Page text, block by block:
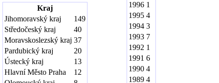
Kraj
Jihomoravský kraj
149
Středočeský kraj
40
Moravskoslezský kraj 37
Pardubický kraj
20
Ústecký kraj
13
Hlavní Město Praha
12
1996 1
1995 4
1994 3
1993 7
1992 1
1991 6
1990 4
1989 4